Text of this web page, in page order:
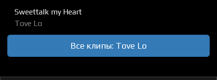
Sweettalk my Heart
Tove Lo
Все клипы: Tove Lo